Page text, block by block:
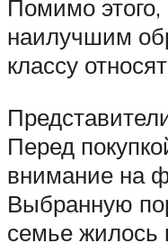
Помимо
наилучшим
классу
Перед
внимание на
Выбранную
семье жилось